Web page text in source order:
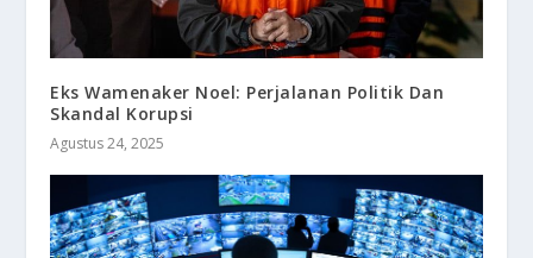
Eks Wamenaker Noel: Perjalanan Politik Dan
Skandal Korupsi
Agustus 24, 2025